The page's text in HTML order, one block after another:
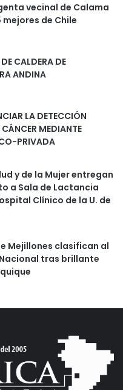
vecinal de Calama
mejores de Chile
CALDERA DE
ANDINA
LA DETECCIÓN
MEDIANTE
PRIVADA
y de la Mujer entregan
a Sala de Lactancia
Clínico de la U. de
Mejillones clasifican al
tras brillante